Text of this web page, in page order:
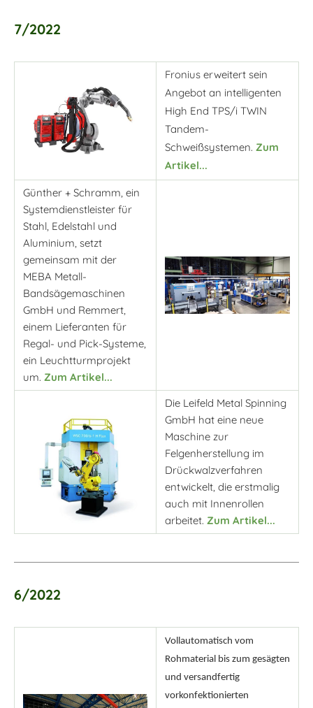
7/2022
Fronius erweitert sein
Angebot an intelligenten
High End TPS/i TWIN
Tandem-
Schweißsystemen. Zum
Artikel...
Günther + Schramm, ein
Systemdienstleister für
Stahl, Edelstahl und
Aluminium, setzt
gemeinsam mit der
MEBA Metall-
Bandsägemaschinen
GmbH und Remmert,
einem Lieferanten für
Regal- und Pick-Systeme,
ein Leuchtturmprojekt
um. Zum Artikel...
Die Leifeld Metal Spinning
GmbH hat eine neue
Maschine zur
Felgenherstellung im
Drückwalzverfahren
entwickelt, die erstmalig
auch mit Innenrollen
arbeitet. Zum Artikel...
6/2022
Vollautomatisch vom
Rohmaterial bis zum gesägten
und versandfertig
vorkonfektionierten